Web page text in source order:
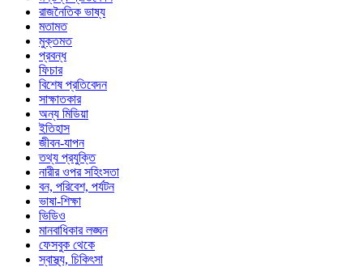
রাজনৈতিক ভাষ্য
মতামত
মুক্তমত
প্রবন্ধ
ফিচার
বিশেষ প্রতিবেদন
সাক্ষাতকার
অন্য মিডিয়া
ইতিহাস
জীবন-যাপন
তথ্য প্রযুক্তি
নারীর ওপর সহিংসতা
বন, পরিবেশ, পর্যটন
ভাষা-শিক্ষা
ভিডিও
মানবাধিকার লঙ্ঘন
ফেসবুক থেকে
স্বাস্থ্য, চিকিৎসা